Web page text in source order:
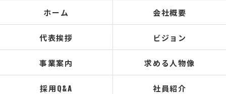
ホーム 会社概要
代表挨拶 ビジョン
事業案内 求める人物像
採用Q&A 社員紹介